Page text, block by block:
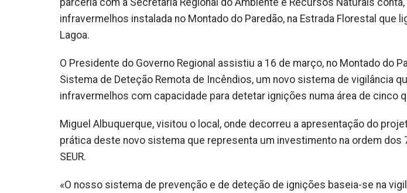
infravermelhos instalada no Montado do Paredão, na Estrada Florestal que
Lagoa.
O Presidente do Governo Regional assistiu a 16 de março, no Montado do
Sistema de Deteção Remota de Incêndios, um novo sistema de vigilância
infravermelhos com capacidade para detetar ignições numa área de cinco
Miguel Albuquerque, visitou o local, onde decorreu a apresentação do
prática deste novo sistema que representa um investimento na ordem dos
SEUR.
«O nosso sistema de prevenção e de deteção de ignições baseia-se na